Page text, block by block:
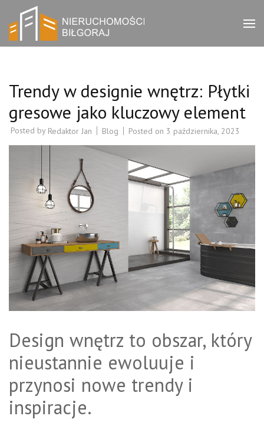
content
(Press
Nieruchomości
Trendy w designie wnętrz: Płytki
gresowe jako kluczowy element
Posted by Redaktor Jan Blog Posted on 3 października, 2023
Design wnętrz to obszar, który
nieustannie ewoluuje i
przynosi nowe trendy i
inspiracje.